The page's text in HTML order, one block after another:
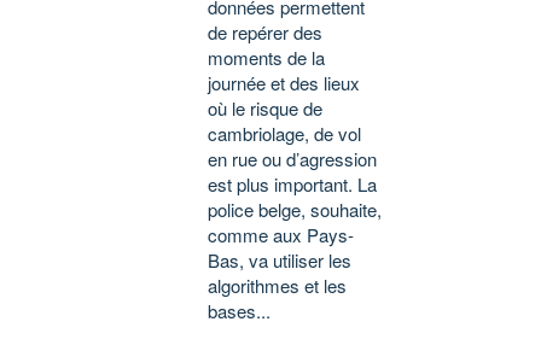
données permettent
de repérer des
moments de la
journée et des lieux
où le risque de
cambriolage, de vol
en rue ou d’agression
est plus important. La
police belge, souhaite,
comme aux Pays-
Bas, va utiliser les
algorithmes et les
bases...